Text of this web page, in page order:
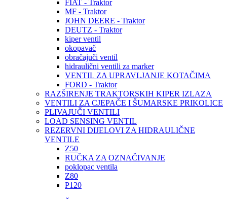
FIAT - Traktor
MF - Traktor
JOHN DEERE - Traktor
DEUTZ - Traktor
kiper ventil
okopavač
obračajuči ventil
hidraulični ventili za marker
VENTIL ZA UPRAVLJANJE KOTAČIMA
FORD - Traktor
RAZŠIRENJE TRAKTORSKIH KIPER IZLAZA
VENTILI ZA CJEPAČE I ŠUMARSKE PRIKOLICE
PLIVAJUČI VENTILI
LOAD SENSING VENTIL
REZERVNI DIJELOVI ZA HIDRAULIČNE
VENTILE
Z50
RUČKA ZA OZNAČIVANJE
poklopac ventila
Z80
P120